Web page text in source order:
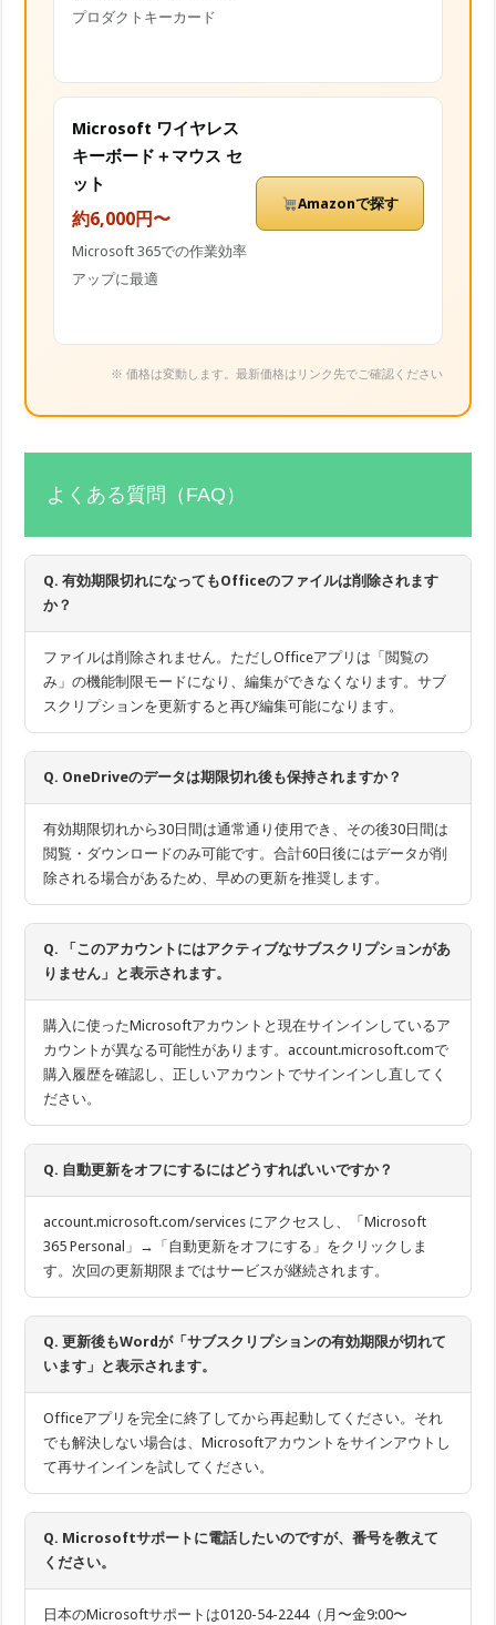
プロダクトキーカード
Microsoft ワイヤレス
キーボード＋マウス セ
ット
約6,000円〜
Microsoft 365での作業効率
アップに最適
Amazonで探す
※ 価格は変動します。最新価格はリンク先でご確認ください
よくある質問（FAQ）
Q. 有効期限切れになってもOfficeのファイルは削除されます
か？
ファイルは削除されません。ただしOfficeアプリは「閲覧の
み」の機能制限モードになり、編集ができなくなります。サブ
スクリプションを更新すると再び編集可能になります。
Q. OneDriveのデータは期限切れ後も保持されますか？
有効期限切れから30日間は通常通り使用でき、その後30日間は
閲覧・ダウンロードのみ可能です。合計60日後にはデータが削
除される場合があるため、早めの更新を推奨します。
Q. 「このアカウントにはアクティブなサブスクリプションがあ
りません」と表示されます。
購入に使ったMicrosoftアカウントと現在サインインしているア
カウントが異なる可能性があります。account.microsoft.comで
購入履歴を確認し、正しいアカウントでサインインし直してく
ださい。
Q. 自動更新をオフにするにはどうすればいいですか？
account.microsoft.com/services にアクセスし、「Microsoft
365 Personal」→「自動更新をオフにする」をクリックしま
す。次回の更新期限まではサービスが継続されます。
Q. 更新後もWordが「サブスクリプションの有効期限が切れて
います」と表示されます。
Officeアプリを完全に終了してから再起動してください。それ
でも解決しない場合は、Microsoftアカウントをサインアウトし
て再サインインを試してください。
Q. Microsoftサポートに電話したいのですが、番号を教えて
ください。
日本のMicrosoftサポートは0120-54-2244（月〜金9:00〜